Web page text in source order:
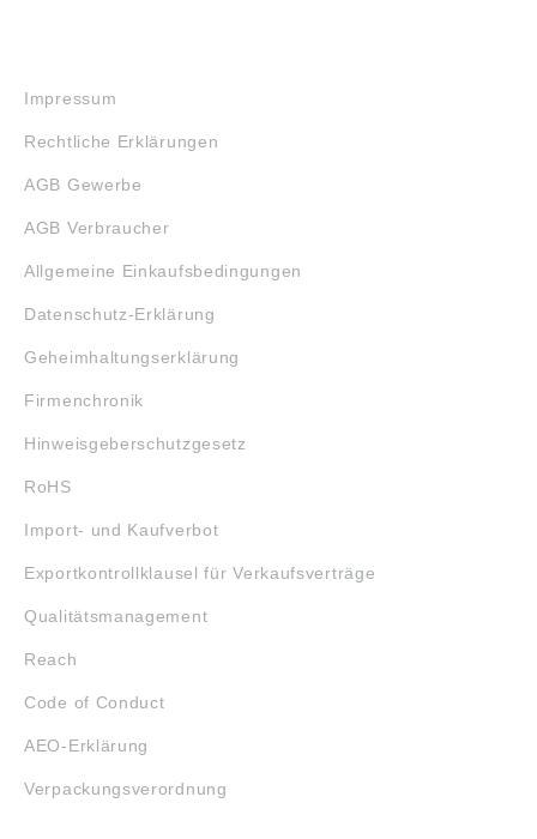
Impressum
Rechtliche Erklärungen
AGB Gewerbe
AGB Verbraucher
Allgemeine Einkaufsbedingungen
Datenschutz-Erklärung
Geheimhaltungserklärung
Firmenchronik
Hinweisgeberschutzgesetz
RoHS
Import- und Kaufverbot
Exportkontrollklausel für Verkaufsverträge
Qualitätsmanagement
Reach
Code of Conduct
AEO-Erklärung
Verpackungsverordnung